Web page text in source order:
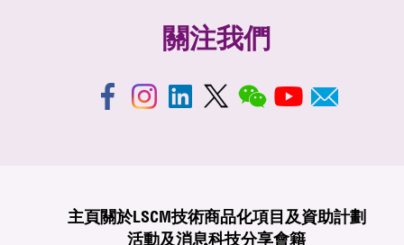
關注我們
主頁 關於LSCM技術商品化項目及資助計劃
活動及消息科技分享會籍